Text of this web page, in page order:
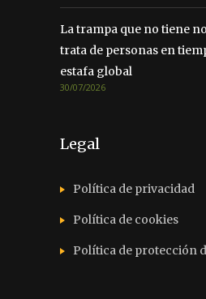
La trampa que no tiene
trata de personas en
estafa global
30/07/2026
Legal
Política de privacidad
Política de cookies
Política de protección